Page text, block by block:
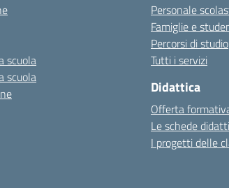
scuola
scuola
Personale
Famiglie e
Percorsi di studio
Tutti i servizi
Didattica
Offerta
Le schede
I progetti delle